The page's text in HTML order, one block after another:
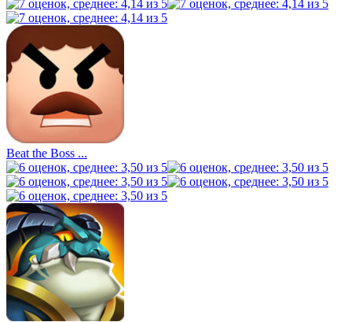
Beat the Boss ...